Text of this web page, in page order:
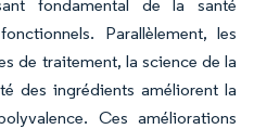
fondamental de la santé
Parallèlement, les
de traitement, la science de la
des ingrédients améliorent la
Ces améliorations